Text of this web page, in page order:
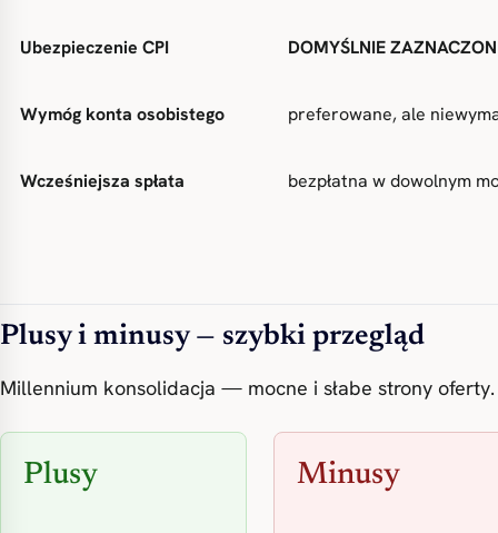
Ubezpieczenie CPI DOMYŚLNIE
Wymóg konta osobistego preferowane, ale
Wcześniejsza spłata bezpłatna w dowolnym
Plusy i minusy — szybki przegląd
Millennium konsolidacja — mocne i słabe strony oferty.
Plusy Minusy